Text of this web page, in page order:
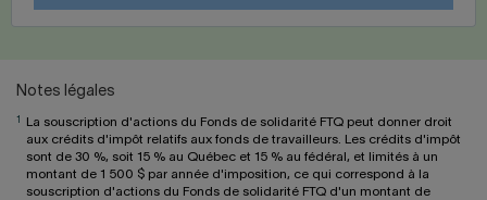
Notes légales
La souscription d'actions du Fonds de solidarité FTQ peut donner droit
aux crédits d'impôt relatifs aux fonds de travailleurs. Les crédits d'impôt
sont de 30 %, soit 15 % au Québec et 15 % au fédéral, et limités à un
montant de 1 500 $ par année d'imposition, ce qui correspond à la
souscription d'actions du Fonds de solidarité FTQ d'un montant de